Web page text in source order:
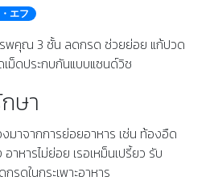
エフ
รพคุณ 3 ชั้น ลดกรด ช่วยย่อย แก้ปวด
ม็ดประกบกันแบบแซนด์วิช
ษา
มาจากการย่อยอาหาร เช่น ท้องอืด
หารไม่ย่อย เรอเหม็นเปรี้ยว รับ
รดในกระเพาะอาหาร